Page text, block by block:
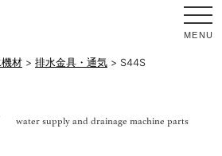
MENU
材> 排水金具・通気> S44S